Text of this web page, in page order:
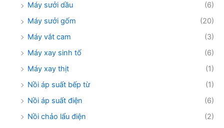
Máy sưởi dầu
(6)
Máy sưởi gốm
(20)
Máy vắt cam
(3)
Máy xay sinh tố
(6)
Máy xay thịt
(1)
Nồi áp suất bếp từ
(1)
Nồi áp suất điện
(6)
Nồi chảo lẩu điện
(2)